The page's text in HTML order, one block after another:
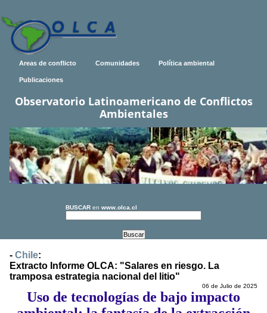
Areas de conflicto Comunidades Política ambiental
Publicaciones
Observatorio Latinoamericano de Conflictos
Ambientales
BUSCAR en www.olca.cl
- Chile:
Extracto Informe OLCA: "Salares en riesgo. La
tramposa estrategia nacional del litio"
06 de Julio de 2025
Uso de tecnologías de bajo impacto